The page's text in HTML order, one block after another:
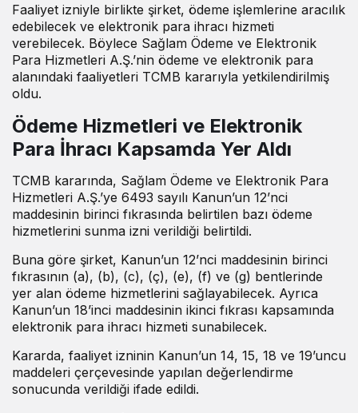
Faaliyet izniyle birlikte şirket, ödeme işlemlerine aracılık
edebilecek ve elektronik para ihracı hizmeti
verebilecek. Böylece Sağlam Ödeme ve Elektronik
Para Hizmetleri A.Ş.’nin ödeme ve elektronik para
alanındaki faaliyetleri TCMB kararıyla yetkilendirilmiş
oldu.
Ödeme Hizmetleri ve Elektronik
Para İhracı Kapsamda Yer Aldı
TCMB kararında, Sağlam Ödeme ve Elektronik Para
Hizmetleri A.Ş.’ye 6493 sayılı Kanun’un 12’nci
maddesinin birinci fıkrasında belirtilen bazı ödeme
hizmetlerini sunma izni verildiği belirtildi.
Buna göre şirket, Kanun’un 12’nci maddesinin birinci
fıkrasının (a), (b), (c), (ç), (e), (f) ve (g) bentlerinde
yer alan ödeme hizmetlerini sağlayabilecek. Ayrıca
Kanun’un 18’inci maddesinin ikinci fıkrası kapsamında
elektronik para ihracı hizmeti sunabilecek.
Kararda, faaliyet izninin Kanun’un 14, 15, 18 ve 19’uncu
maddeleri çerçevesinde yapılan değerlendirme
sonucunda verildiği ifade edildi.